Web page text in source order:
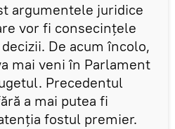
argumentele juridice
vor fi consecințele
De acum încolo,
mai veni în Parlament
Precedentul
a mai putea fi
fostul premier.